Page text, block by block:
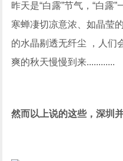
昨天是“白露”节气，“白露
寒蝉凄切凉意浓、如晶莹
的水晶剔透无纤尘 ，人们
爽的秋天慢慢到来............
然而以上说的这些，深圳